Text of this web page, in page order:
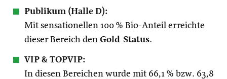
Publikum (Halle D):
Mit sensationellen 100 % Bio-Anteil erreichte
dieser Bereich den Gold-Status.
VIP & TOPVIP:
In diesen Bereichen wurde mit 66,1 % bzw. 63,8